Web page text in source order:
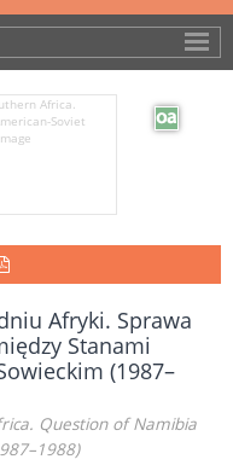
Afryki. Sprawa
Stanami
(1987–
Question of Namibia